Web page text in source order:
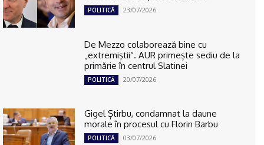
POLITICĂ 23/07/2026
De Mezzo colaborează bine cu
„extremiştii“. AUR primește sediu de la
primărie în centrul Slatinei
POLITICĂ 20/07/2026
Gigel Știrbu, condamnat la daune
morale în procesul cu Florin Barbu
POLITICĂ 03/07/2026